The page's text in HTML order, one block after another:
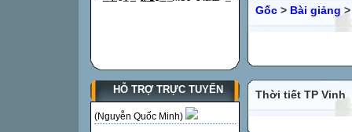
HỖ TRỢ TRỰC TUYẾN
(Nguyễn Quốc Minh)
Gốc > Bài giảng
Thời tiết TP Vinh